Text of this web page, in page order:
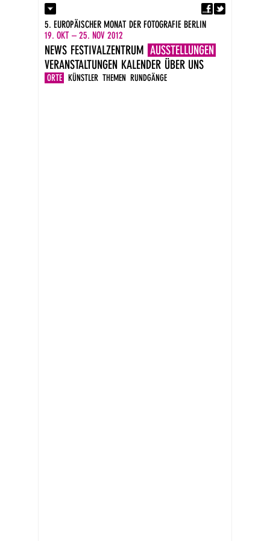
Kontakt
Presse
Impressum
DE
EN
5. EUROPÄISCHER MONAT DER FOTOGRAFIE BERLIN
19. OKT – 25. NOV 2012
NEWS FESTIVALZENTRUM AUSSTELLUNGEN
ORTE KÜNSTLER THEMEN RUNDGÄNGE
VERANSTALTUNGEN KALENDER ÜBER UNS